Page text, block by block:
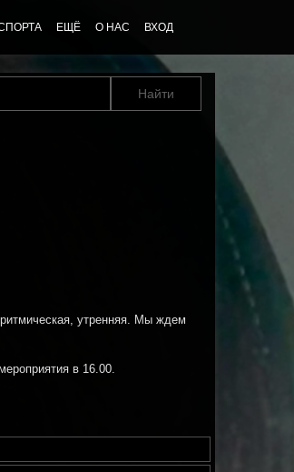
ЕЩЁ О НАС ВХОД
утренняя. Мы ждем
в 16.00.